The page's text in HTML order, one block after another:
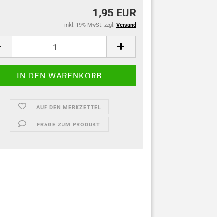
1,95 EUR
inkl. 19% MwSt. zzgl. Versand
AUF DEN MERKZETTEL
FRAGE ZUM PRODUKT